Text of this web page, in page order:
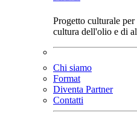
Progetto culturale
cultura dell'olio e di
Chi siamo
Format
Diventa Partner
Contatti